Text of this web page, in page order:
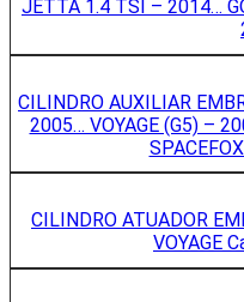
JETTA 1.4 TSI – 2014…
CILINDRO AUXILIAR
2005… VOYAGE (G5) –
CILINDRO ATUADOR
VOYAGE